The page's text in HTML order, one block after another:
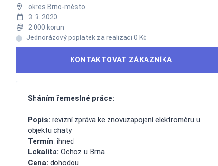
okres Brno-město
3. 3. 2020
2 000 korun
Jednorázový poplatek za realizaci 0 Kč
KONTAKTOVAT ZÁKAZNÍKA
Sháním řemeslné práce:
Popis: revizní zpráva ke znovuzapojení elektroměru u
objektu chaty
Termín: ihned
Lokalita: Ochoz u Brna
Cena: dohodou